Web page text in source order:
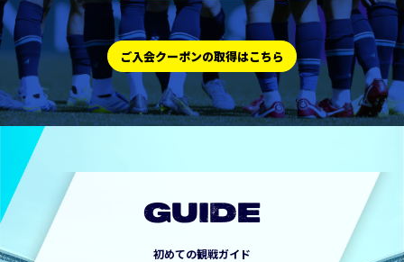
ご入会クーポンの取得はこちら
GUIDE
初めての観戦ガイド